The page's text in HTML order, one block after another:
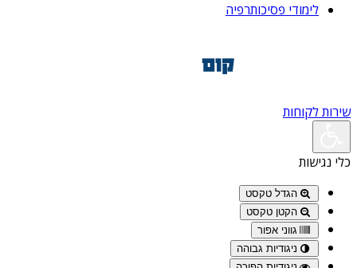
לימודי פסיכותרפיה
שירות לקוחות
כלי נגישות
הגדל טקסט
הקטן טקסט
גווני אפור
ניגודיות גבוהה